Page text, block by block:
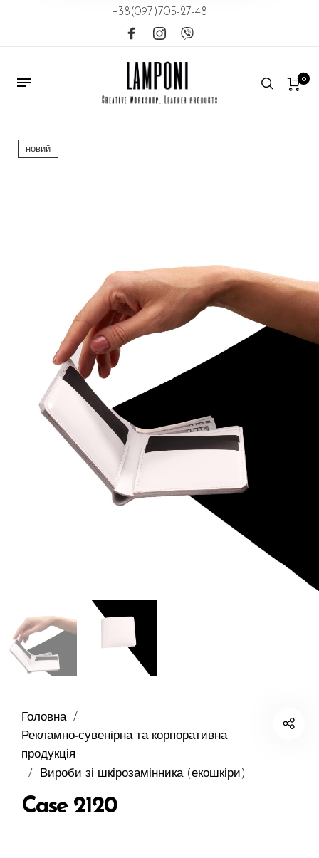
+38(097)705-27-48
0
новий
Головна
/
Рекламно-сувенірна та корпоративна
продукція
/
Вироби зі шкірозамінника (екошкіри)
Case 2120